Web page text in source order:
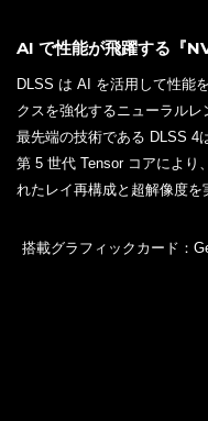
AI で性能が飛躍する『
DLSS は AI を活用して性能
クスを強化するニューラルレ
最先端の技術である DLSS 4
第 5 世代 Tensor コアにより
れたレイ再構成と超解像度を
搭載グラフィックカード：